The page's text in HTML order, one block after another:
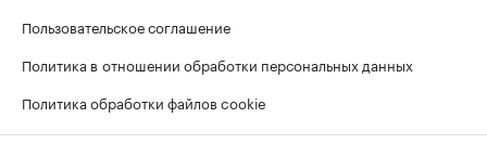
Пользовательское соглашение
Политика в отношении обработки персональных данных
Политика обработки файлов cookie